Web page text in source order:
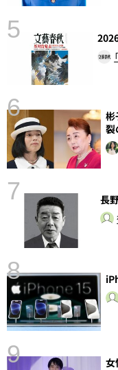
5
6
彬
裂
7
長
8
9
女